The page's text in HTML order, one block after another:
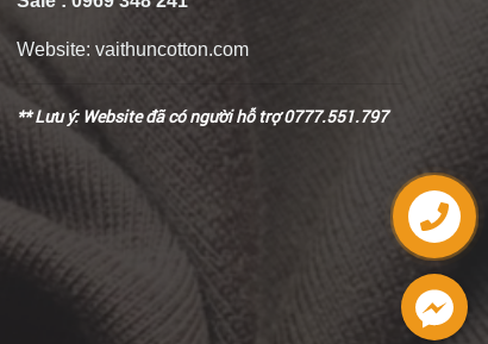
Website: vaithuncotton.com
** Lưu ý: Website đã có người hỗ trợ 0777.551.797